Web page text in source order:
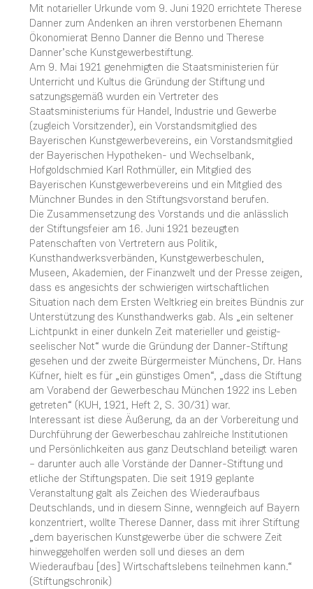
Mit notarieller Urkunde vom 9. Juni 1920 errichtete Therese
Danner zum Andenken an ihren verstorbenen Ehemann
Ökonomierat Benno Danner die Benno und Therese
Danner’sche Kunstgewerbestiftung.
Am 9. Mai 1921 genehmigten die Staatsministerien für
Unterricht und Kultus die Gründung der Stiftung und
satzungsgemäß wurden ein Vertreter des
Staatsministeriums für Handel, Industrie und Gewerbe
(zugleich Vorsitzender), ein Vorstandsmitglied des
Bayerischen Kunstgewerbevereins, ein Vorstandsmitglied
der Bayerischen Hypotheken- und Wechselbank,
Hofgoldschmied Karl Rothmüller, ein Mitglied des
Bayerischen Kunstgewerbevereins und ein Mitglied des
Münchner Bundes in den Stiftungsvorstand berufen.
Die Zusammensetzung des Vorstands und die anlässlich
der Stiftungsfeier am 16. Juni 1921 bezeugten
Patenschaften von Vertretern aus Politik,
Kunsthandwerksverbänden, Kunstgewerbeschulen,
Museen, Akademien, der Finanzwelt und der Presse zeigen,
dass es angesichts der schwierigen wirtschaftlichen
Situation nach dem Ersten Weltkrieg ein breites Bündnis zur
Unterstützung des Kunsthandwerks gab. Als „ein seltener
Lichtpunkt in einer dunkeln Zeit materieller und geistig-
seelischer Not“ wurde die Gründung der Danner-Stiftung
gesehen und der zweite Bürgermeister Münchens, Dr. Hans
Küfner, hielt es für „ein günstiges Omen“, „dass die Stiftung
am Vorabend der Gewerbeschau München 1922 ins Leben
getreten“ (KUH, 1921, Heft 2, S. 30/31) war.
Interessant ist diese Äußerung, da an der Vorbereitung und
Durchführung der Gewerbeschau zahlreiche Institutionen
und Persönlichkeiten aus ganz Deutschland beteiligt waren
– darunter auch alle Vorstände der Danner-Stiftung und
etliche der Stiftungspaten. Die seit 1919 geplante
Veranstaltung galt als Zeichen des Wiederaufbaus
Deutschlands, und in diesem Sinne, wenngleich auf Bayern
konzentriert, wollte Therese Danner, dass mit ihrer Stiftung
„dem bayerischen Kunstgewerbe über die schwere Zeit
hinweggeholfen werden soll und dieses an dem
Wiederaufbau [des] Wirtschaftslebens teilnehmen kann.“
(Stiftungschronik)